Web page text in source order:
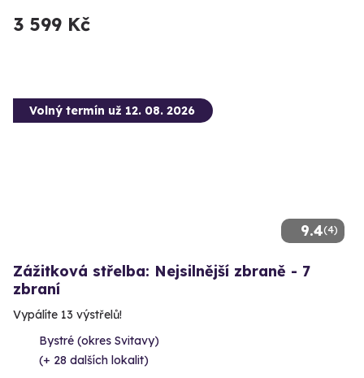
3 599 Kč
9.4(4)
Volný termín už 12. 08. 2026
Zážitková střelba: Nejsilnější zbraně - 7
zbraní
Vypálíte 13 výstřelů!
Bystré (okres Svitavy)
(+ 28 dalších lokalit)